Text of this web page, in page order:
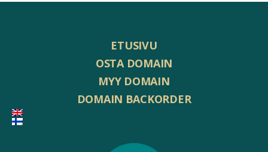
ETUSIVU
OSTA DOMAIN
MYY DOMAIN
DOMAIN BACKORDER